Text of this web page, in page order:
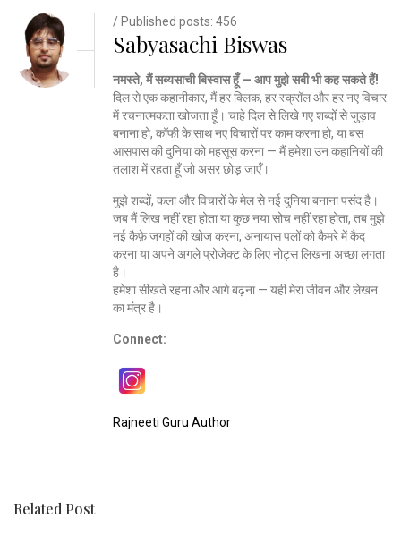
/ Published posts: 456
Sabyasachi Biswas
नमस्ते, मैं सब्यसाची बिस्वास हूँ — आप मुझे सबी भी कह सकते हैं!
दिल से एक कहानीकार, मैं हर क्लिक, हर स्क्रॉल और हर नए विचार
में रचनात्मकता खोजता हूँ। चाहे दिल से लिखे गए शब्दों से जुड़ाव
बनाना हो, कॉफी के साथ नए विचारों पर काम करना हो, या बस
आसपास की दुनिया को महसूस करना — मैं हमेशा उन कहानियों की
तलाश में रहता हूँ जो असर छोड़ जाएँ।
मुझे शब्दों, कला और विचारों के मेल से नई दुनिया बनाना पसंद है।
जब मैं लिख नहीं रहा होता या कुछ नया सोच नहीं रहा होता, तब मुझे
नई कैफ़े जगहों की खोज करना, अनायास पलों को कैमरे में कैद
करना या अपने अगले प्रोजेक्ट के लिए नोट्स लिखना अच्छा लगता
है।
हमेशा सीखते रहना और आगे बढ़ना — यही मेरा जीवन और लेखन
का मंत्र है।
Connect:
Rajneeti Guru Author
Related Post